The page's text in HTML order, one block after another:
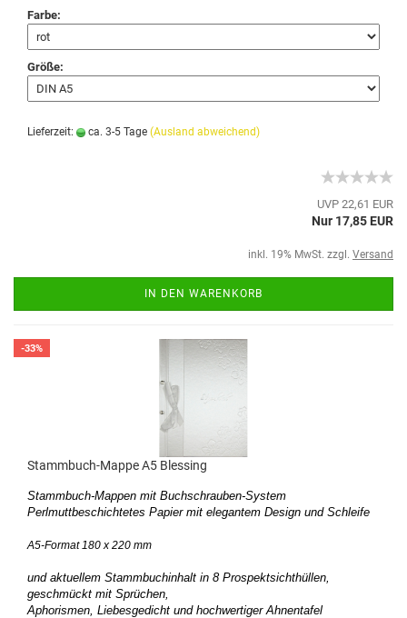
Farbe:
Größe:
Lieferzeit: ca. 3-5 Tage (Ausland abweichend)
UVP 22,61 EUR
Nur 17,85 EUR
inkl. 19% MwSt. zzgl. Versand
IN DEN WARENKORB
-33%
Stammbuch-Mappe A5 Blessing
Stammbuch-Mappen mit Buchschrauben-System
Perlmuttbeschichtetes Papier mit elegantem Design und Schleife
A5-Format 180 x 220 mm
und aktuellem Stammbuchinhalt in 8 Prospektsichthüllen,
geschmückt mit Sprüchen,
Aphorismen, Liebesgedicht und hochwertiger Ahnentafel